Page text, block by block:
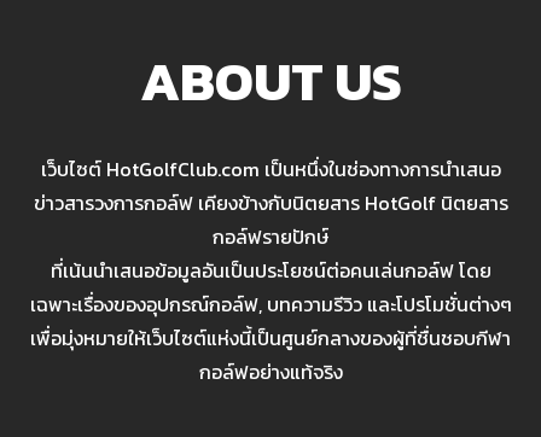
ABOUT US
เว็บไซต์ HotGolfClub.com เป็นหนึ่งในช่องทางการนำเสนอ
ข่าวสารวงการกอล์ฟ เคียงข้างกับนิตยสาร HotGolf นิตยสาร
กอล์ฟรายปักษ์
ที่เน้นนำเสนอข้อมูลอันเป็นประโยชน์ต่อคนเล่นกอล์ฟ โดย
เฉพาะเรื่องของอุปกรณ์กอล์ฟ, บทความรีวิว และโปรโมชั่นต่างๆ
เพื่อมุ่งหมายให้เว็บไซต์แห่งนี้เป็นศูนย์กลางของผู้ที่ชื่นชอบกีฬา
กอล์ฟอย่างแท้จริง